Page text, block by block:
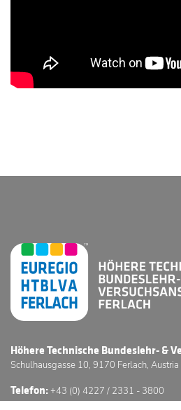
Höhere Technische Bundeslehr- &
Schulhausgasse 10, 9170 Ferlach, Austria
Telefon:+43 (0) 4227 / 2331 - 3800
E-Mail: